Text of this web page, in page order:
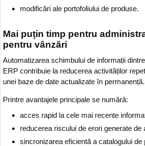
modificări ale portofoliului de produse.
Mai puțin timp pentru
pentru vânzări
Automatizarea schimbului de informații
ERP contribuie la reducerea activităților
unei baze de date actualizate în permanență.
Printre avantajele principale se numără:
acces rapid la cele mai recente
reducerea riscului de erori generate de
sincronizarea eficientă a catalogului de